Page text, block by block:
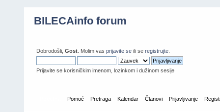
BILECAinfo forum
Dobrodošli, Gost . Molim vas prijavite se ili se registrujte
Prijavite se korisničkim imenom, lozinkom i dužinom sesije
Pomoć Pretraga Kalendar Članovi Prijavljivanje